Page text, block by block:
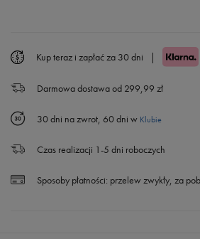
Powiadom o dostępności
Kup teraz i zapłać za 30 dni |
Darmowa dostawa od 299,99 zł
30 dni na zwrot, 60 dni w Klubie
Czas realizacji 1-5 dni roboczych
Sposoby płatności: przelew zwykły, za